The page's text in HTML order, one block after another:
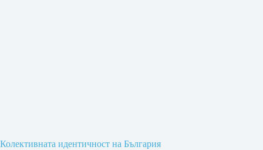
Колективната идентичност на България